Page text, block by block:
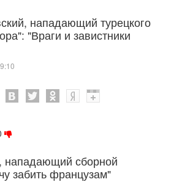
нападающий турецкого
"Враги и завистники
нападающий сборной
забить французам"